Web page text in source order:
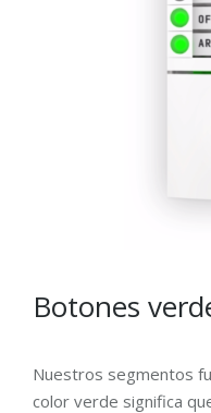
Botones
Nuestros segmentos
color verde significa